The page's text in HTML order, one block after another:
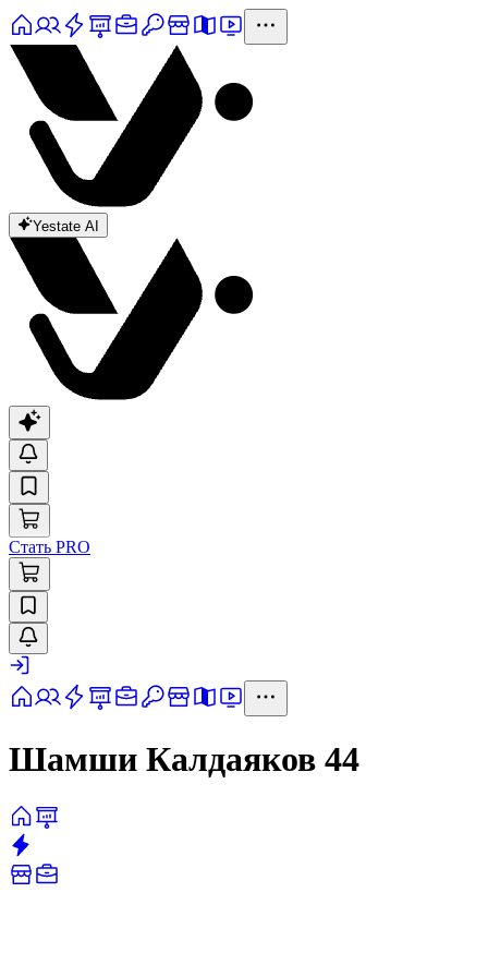
Yestate AI
Стать PRO
Шамши Калдаяков 44